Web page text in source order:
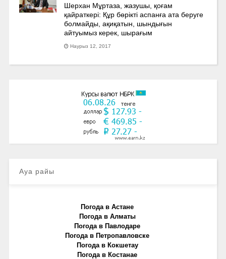
Шерхан Мұртаза, жазушы, қоғам
қайраткері: Құр бөрікті аспанға ата беруге
болмайды, ақиқатын, шындығын
айтуымыз керек, шырағым
Наурыз 12, 2017
Ауа райы
Погода в Астане
Погода в Алматы
Погода в Павлодаре
Погода в Петропавловске
Погода в Кокшетау
Погода в Костанае